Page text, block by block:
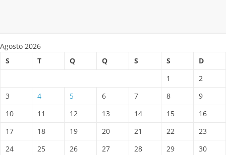
Agosto 2026
S
T Q Q S S
D
1
2
3
4 5 6 7 8
9
10
11 12 13 14 15
16
17
18 19 20 21 22
23
24
25 26 27 28 29
30